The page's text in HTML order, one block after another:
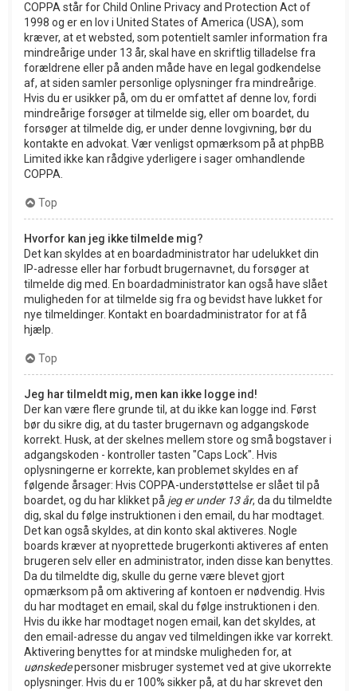
COPPA står for Child Online Privacy and Protection Act of
1998 og er en lov i United States of America (USA), som
kræver, at et websted, som potentielt samler information fra
mindreårige under 13 år, skal have en skriftlig tilladelse fra
forældrene eller på anden måde have en legal godkendelse
af, at siden samler personlige oplysninger fra mindreårige.
Hvis du er usikker på, om du er omfattet af denne lov, fordi
mindreårige forsøger at tilmelde sig, eller om boardet, du
forsøger at tilmelde dig, er under denne lovgivning, bør du
kontakte en advokat. Vær venligst opmærksom på at phpBB
Limited ikke kan rådgive yderligere i sager omhandlende
COPPA.
Top
Hvorfor kan jeg ikke tilmelde mig?
Det kan skyldes at en boardadministrator har udelukket din
IP-adresse eller har forbudt brugernavnet, du forsøger at
tilmelde dig med. En boardadministrator kan også have slået
muligheden for at tilmelde sig fra og bevidst have lukket for
nye tilmeldinger. Kontakt en boardadministrator for at få
hjælp.
Top
Jeg har tilmeldt mig, men kan ikke logge ind!
Der kan være flere grunde til, at du ikke kan logge ind. Først
bør du sikre dig, at du taster brugernavn og adgangskode
korrekt. Husk, at der skelnes mellem store og små bogstaver i
adgangskoden - kontroller tasten "Caps Lock". Hvis
oplysningerne er korrekte, kan problemet skyldes en af
følgende årsager: Hvis COPPA-understøttelse er slået til på
boardet, og du har klikket på jeg er under 13 år, da du tilmeldte
dig, skal du følge instruktionen i den email, du har modtaget.
Det kan også skyldes, at din konto skal aktiveres. Nogle
boards kræver at nyoprettede brugerkonti aktiveres af enten
brugeren selv eller en administrator, inden disse kan benyttes.
Da du tilmeldte dig, skulle du gerne være blevet gjort
opmærksom på om aktivering af kontoen er nødvendig. Hvis
du har modtaget en email, skal du følge instruktionen i den.
Hvis du ikke har modtaget nogen email, kan det skyldes, at
den email-adresse du angav ved tilmeldingen ikke var korrekt.
Aktivering benyttes for at mindske muligheden for, at
uønskedepersoner misbruger systemet ved at give ukorrekte
oplysninger. Hvis du er 100% sikker på, at du har skrevet den